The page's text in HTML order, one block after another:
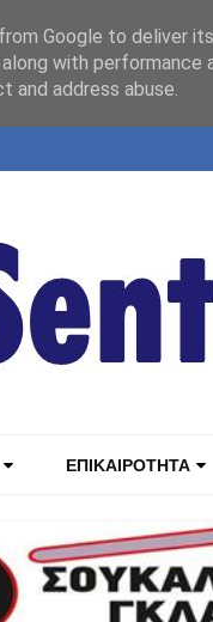
ΕΠΙΚΑΙΡΟΤΗΤΑ
Google to deliver
with
address abuse.